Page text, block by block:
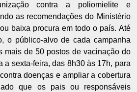
contra a poliomielite e
as recomendações do Ministério
baixa procura em todo o país. Até
o público-alvo de cada campanha
mais de 50 postos de vacinação do
a sexta-feira, das 8h30 às 17h, para
doenças e ampliar a cobertura
que os pais ou responsáveis